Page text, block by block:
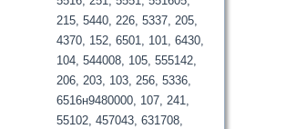
215, 5440, 226, 5337, 205,
4370, 152, 6501, 101, 6430,
104, 544008, 105, 555142,
206, 203, 103, 256, 5336,
6516н9480000, 107, 241,
55102, 457043, 631708,